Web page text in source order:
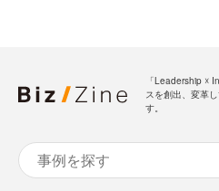
「Leadership ☓
スを創出、変革
す。